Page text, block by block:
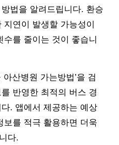
법을 알려드립니다. 환승
연이 발생할 가능성이
를 줄이는 것이 좋습니
산병원 가는방법’을 검
반영한 최적의 버스 경
. 앱에서 제공하는 예상
보를 적극 활용하면 더욱
다.